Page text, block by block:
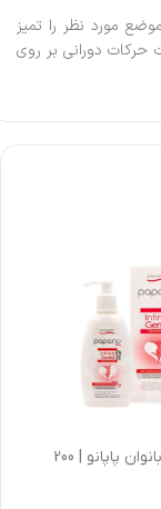
مورد نظر را تمیز
دورانی بر روی
ژل بهداشتی بانوان پاپانو | 200